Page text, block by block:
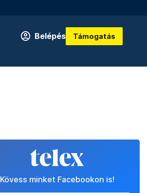
Belépés Támogatás
Kövess minket Facebookon is!